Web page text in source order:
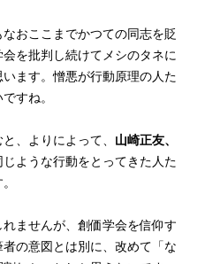
おここまでかつての同志を貶
を批判し続けてメシのタネに
ます。憎悪が行動原理の人た
すね。
、よりによって、 山崎正友、
じような行動をとってきた人た
ませんが、創価学会を信仰す
の意図とは別に、改めて「な